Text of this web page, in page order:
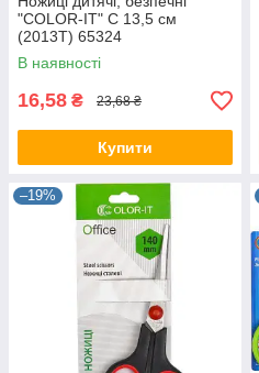
"COLOR-IT" С 13,5 см
(2013T) 65324
В наявності
16,58 ₴ 23,68 ₴
Купити
–19%